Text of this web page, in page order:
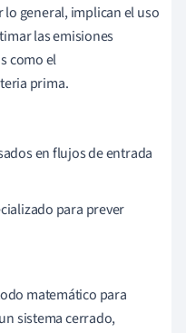
general, implican el uso
las emisiones
como el
prima.
en flujos de entrada
para prever
matemático para
sistema cerrado,